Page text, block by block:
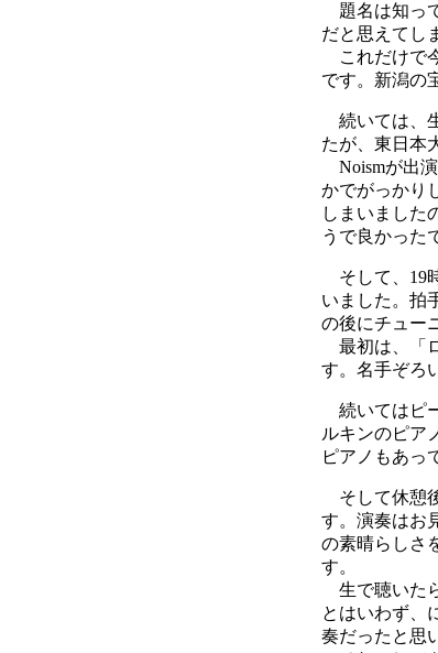
題名は知っ
だと思えてし
これだけで
です。新潟の
続いては、
たが、東日本
Noismが出
かでがっかり
しまいました
うで良かった
そして、19
いました。拍
の後にチュー
最初は、「
す。名手ぞろ
続いてはピ
ルキンのピア
ピアノもあっ
そして休憩
す。演奏はお
の素晴らしさ
す。
生で聴いた
とはいわず、
奏だったと思